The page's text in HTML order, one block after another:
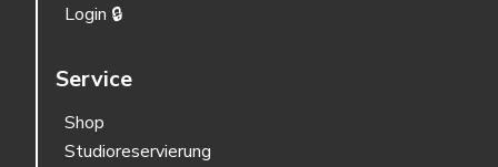
Login 🔒
Service
Shop
Studioreservierung